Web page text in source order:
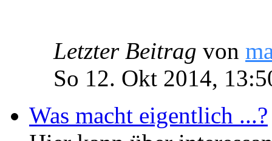
Letzter Beitrag von
So 12. Okt 2014,
Was macht eigentlich ...?